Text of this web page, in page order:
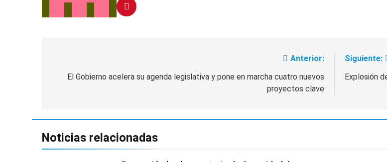
Anterior:
El Gobierno acelera su agenda legislativa y pone en marcha cuatro nuevos
proyectos clave
Siguiente:
Explosión
Noticias relacionadas